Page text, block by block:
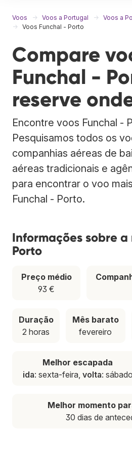
Voos Voos a Portugal
Voos a
Voos Funchal - Porto
Compare
Funchal -
reserve
Encontre voos Funchal -
Pesquisamos todos os
companhias aéreas de
aéreas tradicionais e
para encontrar o voo
Funchal - Porto.
Informações sobre
Porto
Preço médio
93 €
Duração
2 horas
Mês barato
fevereiro
Melhor escapada
ida: sexta-feira, volta: sábado
Melhor momento
30 dias de